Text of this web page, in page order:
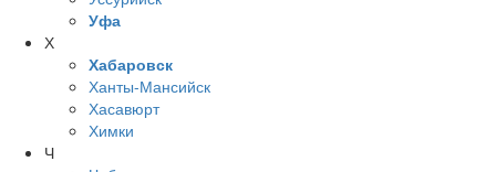
Уфа
Х
Хабаровск
Ханты-Мансийск
Хасавюрт
Химки
Ч